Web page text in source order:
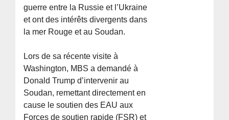
guerre entre la Russie et l’Ukraine
et ont des intérêts divergents dans
la mer Rouge et au Soudan.
Lors de sa récente visite à
Washington, MBS a demandé à
Donald Trump d’intervenir au
Soudan, remettant directement en
cause le soutien des EAU aux
Forces de soutien rapide (FSR) et